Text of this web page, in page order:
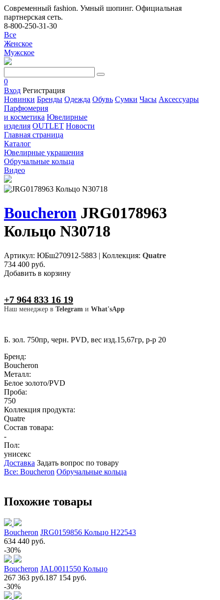
Современный fashion. Умный шопинг. Официальная
партнерская сеть.
8-800-250-31-30
Все
Женское
Мужское
0
Вход Регистрация
Новинки Бренды Одежда Обувь Сумки Часы Аксессуары
Парфюмерия
и косметика Ювелирные
изделия OUTLET Новости
Главная страница
Каталог
Ювелирные украшения
Обручальные кольца
Видео
Boucheron JRG0178963
Кольцо N30718
Артикул: ЮБш270912-5883 | Коллекция: Quatre
734 400 руб.
Добавить в корзину
+7 964 833 16 19
Наш менеджер в Telegram и What'sApp
Б. зол. 750пр, черн. PVD, вес изд.15,67гр, р-р 20
Бренд:
Boucheron
Металл:
Белое золото/PVD
Проба:
750
Коллекция продукта:
Quatre
Состав товара:
-
Пол:
унисекс
Доставка Задать вопрос по товару
Все: Boucheron Обручальные кольца
Похожие товары
Boucheron JRG0159856 Кольцо H22543
634 440 руб.
-30%
Boucheron JAL0011550 Кольцо
267 363 руб.187 154 руб.
-30%